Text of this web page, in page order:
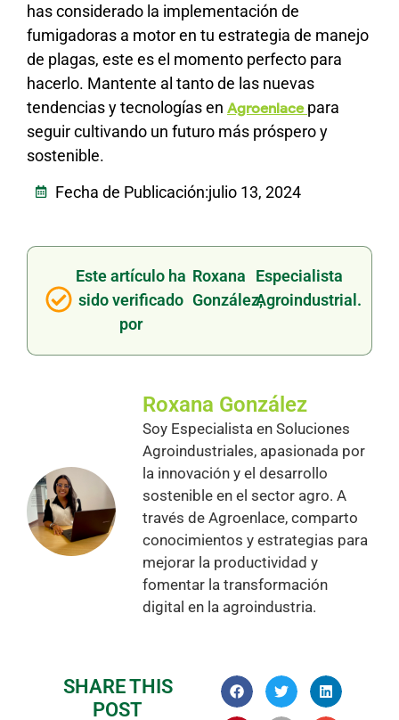
has considerado la implementación de
fumigadoras a motor en tu estrategia de manejo
de plagas, este es el momento perfecto para
hacerlo. Mantente al tanto de las nuevas
tendencias y tecnologías en Agroenlace para
seguir cultivando un futuro más próspero y
sostenible.
Fecha de Publicación:julio 13, 2024
Este artículo ha
sido verificado
por
Roxana
González,
Especialista
Agroindustrial.
Roxana González
Soy Especialista en Soluciones
Agroindustriales, apasionada por
la innovación y el desarrollo
sostenible en el sector agro. A
través de Agroenlace, comparto
conocimientos y estrategias para
mejorar la productividad y
fomentar la transformación
digital en la agroindustria.
SHARE THIS
POST